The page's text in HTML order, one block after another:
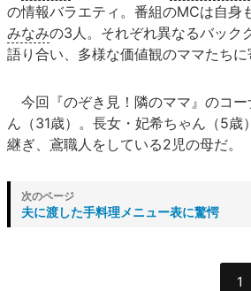
の情報バラエティ。番組のMCは自身
みなみの3人。それぞれ異なるバック
語り合い、多様な価値観のママたちに
今回『のぞき見！隣のママ』のコ
ん（31歳）。長女・妃希ちゃん（5
継ぎ、鳶職人をしている2児の母だ。
夫に渡した手料理メニュー表に驚愕
1